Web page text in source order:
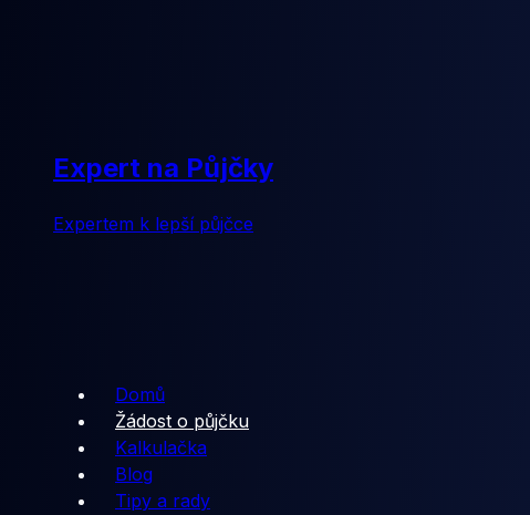
Expert na Půjčky
Expertem k lepší půjčce
Domů
Žádost o půjčku
Kalkulačka
Blog
Tipy a rady